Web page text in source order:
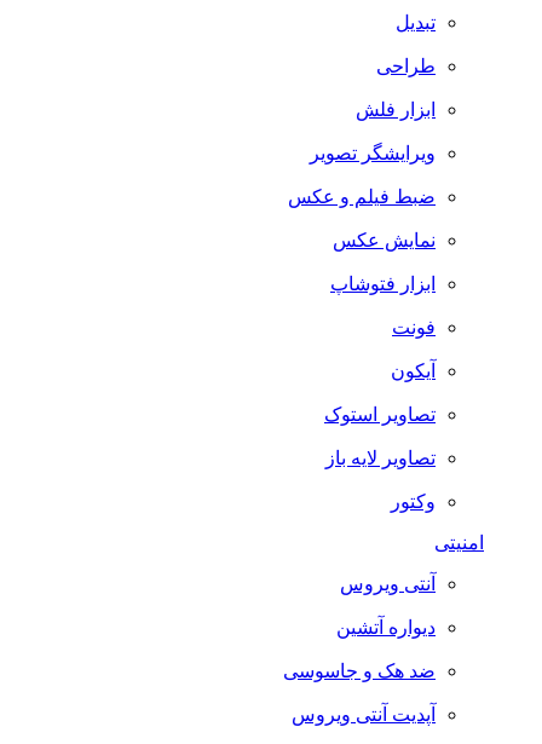
تبدیل
طراحی
ابزار فلش
ویرایشگر تصویر
ضبط فيلم و عكس
نمایش عکس
ابزار فتوشاپ
فونت
آیکون
تصاویر استوک
تصاویر لایه باز
وکتور
امنیتی
آنتی ویروس
دیواره آتشین
ضد هک و جاسوسی
آپدیت آنتی ویروس